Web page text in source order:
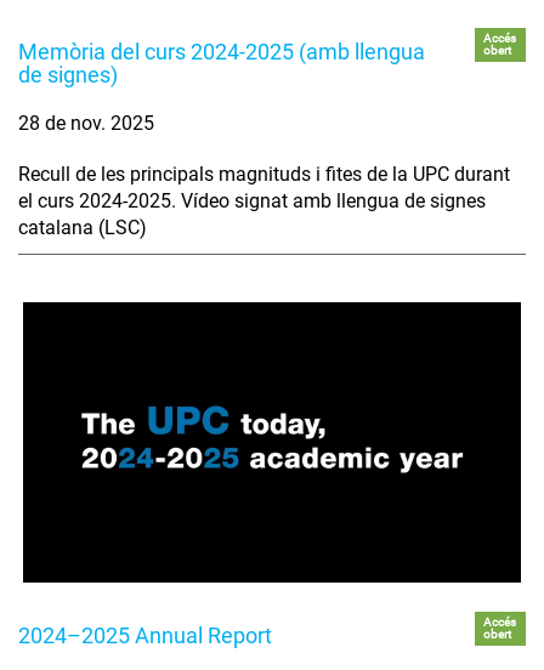
Memòria del curs 2024-2025 (amb llengua
de signes)
Accés
obert
28 de nov. 2025
Recull de les principals magnituds i fites de la UPC durant
el curs 2024-2025. Vídeo signat amb llengua de signes
catalana (LSC)
2024–2025 Annual Report
Accés
obert